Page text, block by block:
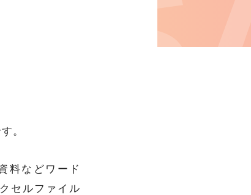
。
料などワード
セルファイル